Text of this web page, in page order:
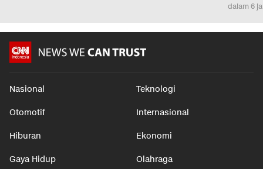
dalam 6
Nasional Teknologi
Otomotif Internasional
Hiburan Ekonomi
Gaya Hidup Olahraga